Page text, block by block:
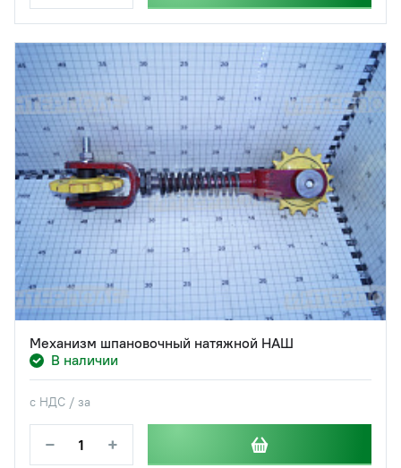
Механизм шпановочный натяжной НАШ
В наличии
с НДС / за
− +